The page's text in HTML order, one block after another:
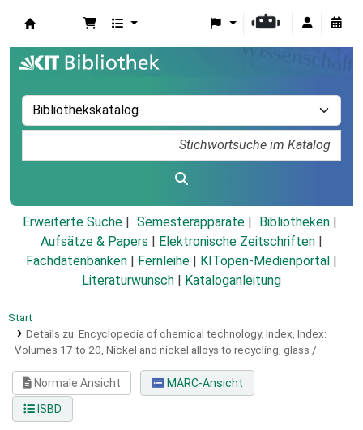
Erweiterte Suche Semesterapparate
Bibliotheken
Aufsätze & Papers
Elektronische Zeitschriften
Fachdatenbanken
Fernleihe KITopen-Medienportal
Literaturwunsch
Kataloganleitung
Start
Details zu: Encyclopedia of chemical technology. Index, Index:
Volumes 17 to 20, Nickel and nickel alloys to recycling, glass /
Normale Ansicht
MARC-Ansicht
ISBD